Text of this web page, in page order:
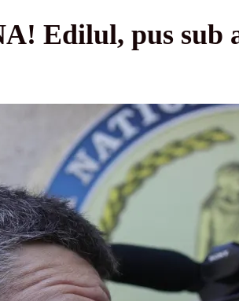
Edilul, pus sub